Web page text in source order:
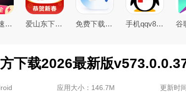
抖音极速版免费下载2026最新版 爱山东下载app官方最新版 免费下载2026最新版手机QQ浏览器 手机qqv8.5.0官方正式版
下载2026最新版
应用大小：146.7M
更新时